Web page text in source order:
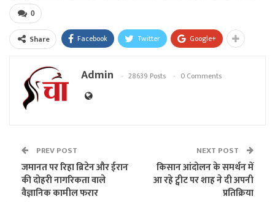
0
Share Facebook Twitter Google+
Admin 28639 Posts 0 Comments
PREV POST
जमानत पर रिहा ब्रिटेन और ईरान
की दोहरी नागरिकता वाले
वैज्ञानिक कामील फरार
NEXT POST
किसान आंदोलन के समर्थन में
आ रहे ट्वीट पर शाह ने दी अपनी
प्रतिक्रिया